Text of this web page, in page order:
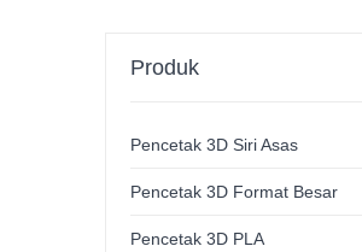
Produk
Pencetak 3D Siri Asas
Pencetak 3D Format Besar
Pencetak 3D PLA